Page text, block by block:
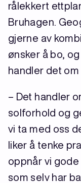
rålekkert
Bruhagen.
gjerne av
ønsker å bo,
handler det om
– Det handler
solforhold og
vi ta med oss
liker å tenke
oppnår vi
som selv har